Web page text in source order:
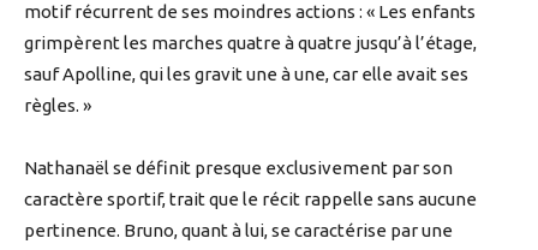
motif récurrent de ses moindres actions : « Les enfants
grimpèrent les marches quatre à quatre jusqu’à l’étage,
sauf Apolline, qui les gravit une à une, car elle avait ses
règles. »
Nathanaël se définit presque exclusivement par son
caractère sportif, trait que le récit rappelle sans aucune
pertinence. Bruno, quant à lui, se caractérise par une